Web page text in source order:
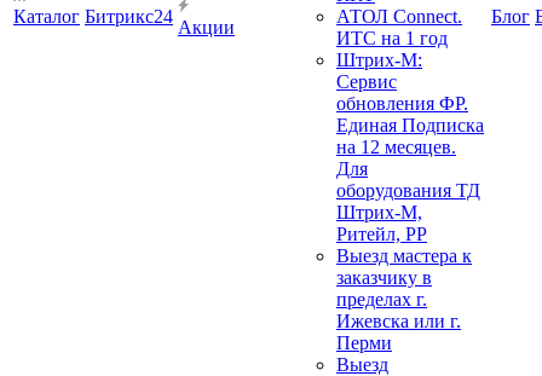
Каталог Битрикс24
Акции
АТОЛ Connect.
ИТС на 1 год
Штрих-М:
Сервис
обновления ФР.
Единая Подписка
на 12 месяцев.
Для
оборудования ТД
Штрих-М,
Ритейл, РР
Выезд мастера к
заказчику в
пределах г.
Ижевска или г.
Перми
Выезд
Блог